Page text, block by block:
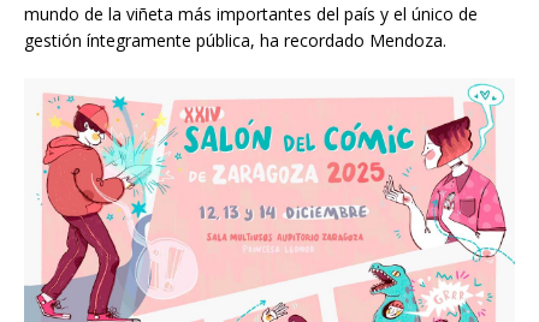
mundo de la viñeta más importantes del país y el único de
gestión íntegramente pública, ha recordado Mendoza.